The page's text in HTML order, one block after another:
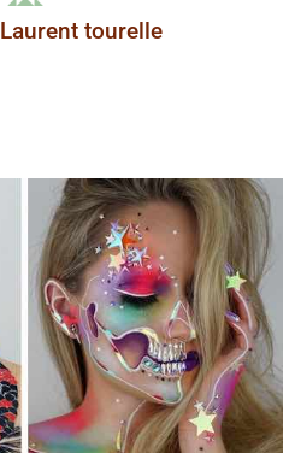
Laurent tourelle